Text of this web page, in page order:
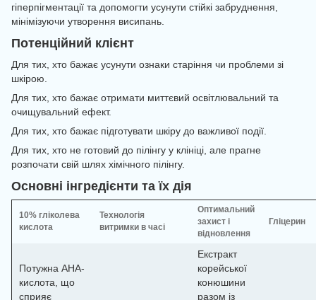
гіперпігментації та допомогти усунути стійкі забруднення,
мінімізуючи утворення висипань.
Потенційний клієнт
Для тих, хто бажає усунути ознаки старіння чи проблеми зі
шкірою.
Для тих, хто бажає отримати миттєвий освітлювальний та
очищувальний ефект.
Для тих, хто бажає підготувати шкіру до важливої події.
Для тих, хто не готовий до пілінгу у клініці, але прагне
розпочати свій шлях хімічного пілінгу.
Основні інгредієнти та їх дія
10% гліколева
кислота
Технологія
витримки в часі
Оптимальний
захист і
відновлення
Гліцерин
Потужна AHA-
кислота, що
сприяє
Екстракт
корейської
конюшини
разом із